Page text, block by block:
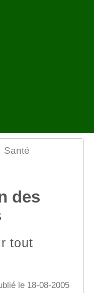
Santé
des
tout
le 18-08-2005